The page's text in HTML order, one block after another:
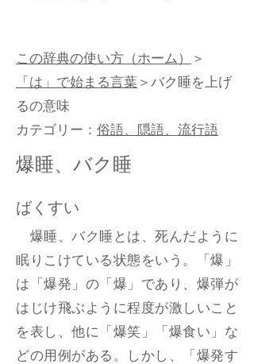
この辞典の使い方（ホーム）＞
「は」で始まる言葉＞バク睡を上げ
るの意味
カテゴリー： 俗語、隠語、流行語
爆睡、バク睡
ばくすい
爆睡、バク睡とは、死んだように
眠りこけている状態をいう。「爆」
は「爆発」の「爆」であり、爆弾が
はじけ飛ぶように程度が激しいこと
を表し、他に「爆笑」「爆食い」な
どの用例がある。しかし、「爆発す